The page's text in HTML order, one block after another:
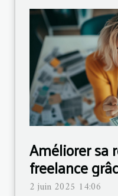
Améliorer sa
freelance
2 juin 2025 14:06